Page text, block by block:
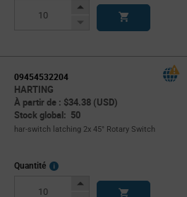
Increase
Decrease
09454532204
HARTING
À partir de : $34.38 (USD)
Stock global: 50
har-switch latching 2x 45° Rotary Switch
Quantité
More
Increase